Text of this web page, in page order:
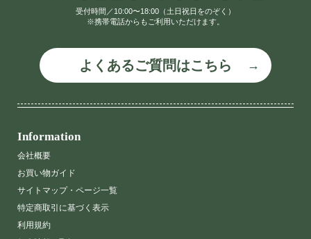
受付時間／10:00〜18:00（土日祝日をのぞく）
※携帯電話からもご利用いただけます。
よくあるご質問はこちら
Information
会社概要
お買い物ガイド
サイトマップ・ページ一覧
特定商取引に基づく表示
利用規約